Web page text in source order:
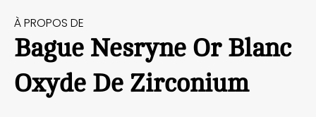
À PROPOS DE
Bague Nesryne Or Blanc
Oxyde De Zirconium